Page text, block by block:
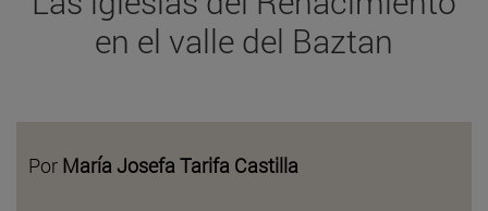
en el valle del Baztan
Por María Josefa Tarifa Castilla